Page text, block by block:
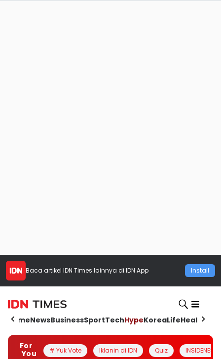
Baca artikel IDN Times lainnya di IDN App Install
HomeNewsBusinessSportTechHypeKoreaLifeHealth
For
You
# Yuk Vote Iklanin di IDN Quiz INSIDENESIA